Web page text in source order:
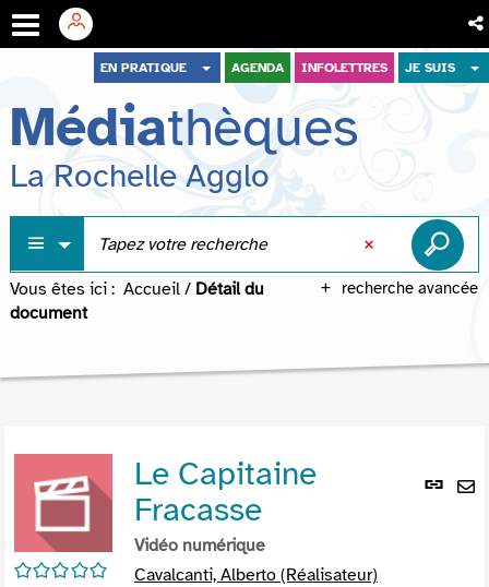
menu
contenu
recherche
EN PRATIQUE AGENDA INFOLETTRES JE SUIS
Médiathèques
La Rochelle Agglo
recherche avancée
Vous êtes ici : Accueil / Détail du
document
Lien
/5
Le Capitaine
Fracasse
Vidéo numérique
Cavalcanti, Alberto (Réalisateur)